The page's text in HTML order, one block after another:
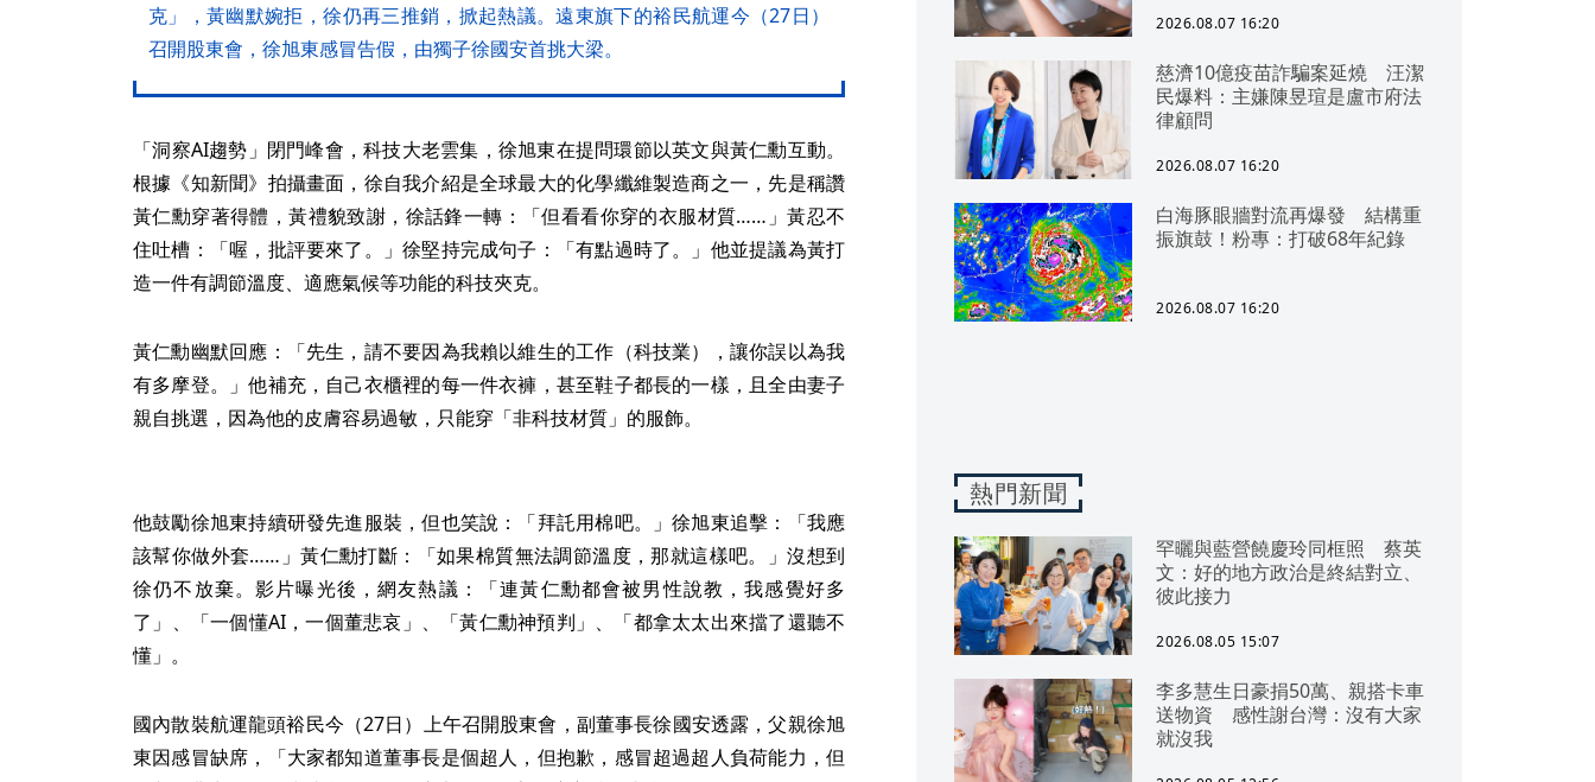
克」，黃幽默婉拒，徐仍再三推銷，掀起熱議。遠東旗下的裕民航運今（27日）
召開股東會，徐旭東感冒告假，由獨子徐國安首挑大梁。
「洞察AI趨勢」閉門峰會，科技大老雲集，徐旭東在提問環節以英文與黃仁勳互動。
根據《知新聞》拍攝畫面，徐自我介紹是全球最大的化學纖維製造商之一，先是稱讚
黃仁勳穿著得體，黃禮貌致謝，徐話鋒一轉：「但看看你穿的衣服材質……」黃忍不
住吐槽：「喔，批評要來了。」徐堅持完成句子：「有點過時了。」他並提議為黃打
造一件有調節溫度、適應氣候等功能的科技夾克。
黃仁勳幽默回應：「先生，請不要因為我賴以維生的工作（科技業），讓你誤以為我
有多摩登。」他補充，自己衣櫃裡的每一件衣褲，甚至鞋子都長的一樣，且全由妻子
親自挑選，因為他的皮膚容易過敏，只能穿「非科技材質」的服飾。
他鼓勵徐旭東持續研發先進服裝，但也笑說：「拜託用棉吧。」徐旭東追擊：「我應
該幫你做外套……」黃仁勳打斷：「如果棉質無法調節溫度，那就這樣吧。」沒想到
徐仍不放棄。影片曝光後，網友熱議：「連黃仁勳都會被男性說教，我感覺好多
了」、「一個懂AI，一個董悲哀」、「黃仁勳神預判」、「都拿太太出來擋了還聽不
懂」。
國內散裝航運龍頭裕民今（27日）上午召開股東會，副董事長徐國安透露，父親徐旭
東因感冒缺席，「大家都知道董事長是個超人，但抱歉，感冒超過超人負荷能力，但
2026.08.07 16:20
慈濟10億疫苗詐騙案延燒 汪潔
民爆料：主嫌陳昱瑄是盧市府法
律顧問
2026.08.07 16:20
白海豚眼牆對流再爆發 結構重
振旗鼓！粉專：打破68年紀錄
2026.08.07 16:20
熱門新聞
罕曬與藍營饒慶玲同框照 蔡英
文：好的地方政治是終結對立、
彼此接力
2026.08.05 15:07
李多慧生日豪捐50萬、親搭卡車
送物資 感性謝台灣：沒有大家
就沒我